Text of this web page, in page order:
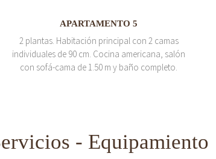
APARTAMENTO 5
2 plantas. Habitación principal con 2 camas
individuales de 90 cm. Cocina americana, salón
con sofá-cama de 1.50 m y baño completo.
- Equipamiento